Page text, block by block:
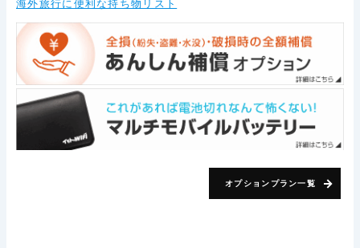
海外旅行に便利な持ち物リスト
オプションプラン一覧